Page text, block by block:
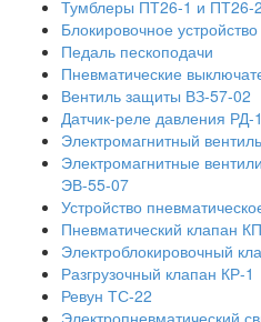
Тумблеры ПТ26-1 и ПТ26-2
Блокировочное
Педаль пескоподачи
Пневматические
Вентиль защиты ВЗ-57-02
Датчик-реле давления
Электромагнитный
Электромагнитные
ЭВ-55-07
Устройство
Пневматический клапан
Электроблокировочный
Разгрузочный клапан КР-1
Ревун ТС-22